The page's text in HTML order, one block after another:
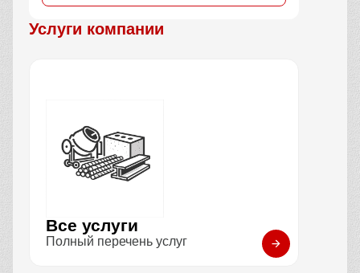
Услуги компании
Все услуги
Полный перечень услуг